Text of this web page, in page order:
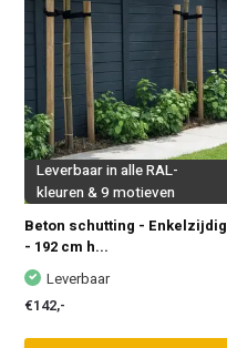
Leverbaar in alle RAL-
kleuren & 9 motieven
Beton schutting - Enkelzijdig
- 192 cm h...
Leverbaar
€142,-